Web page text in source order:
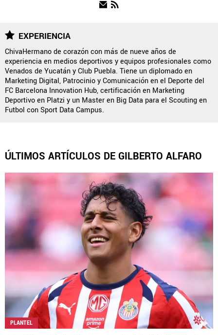
QUIENES SOMOS | STAFF | CONTACTO
ESCRIBE EN REBAÑO PASIÓN
Rebaño Pasión es una sección especial del portal
Bolavip.com con información destinada a los fans del Club
Términos y Condiciones
Políticas de Privacidad
Política Editorial
Ad Choices
Rebaño Pasión, al igual que Futbol Sites, es una
compañía perteneciente a Better Collective. Todos
los derechos reservados.
EXPERIENCIA
ChivaHermano de corazón con más de nueve años de
experiencia en medios deportivos y equipos profesionales como
Venados de Yucatán y Club Puebla. Tiene un diplomado en
Marketing Digital, Patrocinio y Comunicación en el Deporte del
FC Barcelona Innovation Hub, certificación en Marketing
Deportivo en Platzi y un Master en Big Data para el Scouting en
Futbol con Sport Data Campus.
ÚLTIMOS ARTÍCULOS DE GILBERTO ALFARO
PLANTEL